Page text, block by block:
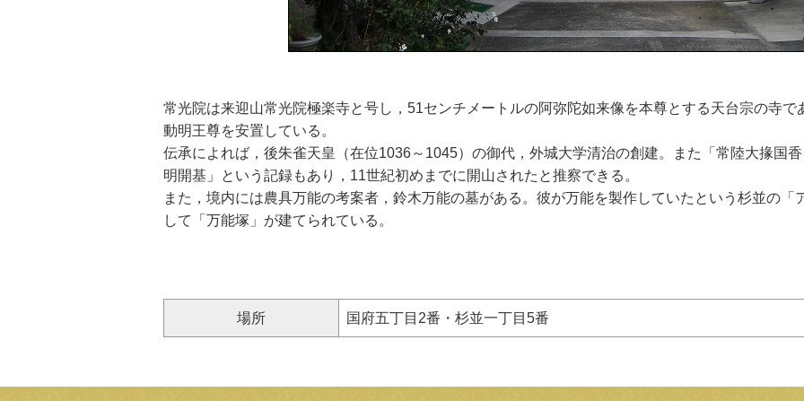
常光院は来迎山常光院極楽寺と号し，51センチメートルの阿弥陀如来像を本尊とする天台宗の寺
動明王尊を安置している。
伝承によれば，後朱雀天皇（在位1036～1045）の御代，外城大学清治の創建。また「常陸大掾国
明開基」という記録もあり，11世紀初めまでに開山されたと推察できる。
また，境内には農具万能の考案者，鈴木万能の墓がある。彼が万能を製作していたという杉並の
して「万能塚」が建てられている。
場所 国府五丁目2番・杉並一丁目5番